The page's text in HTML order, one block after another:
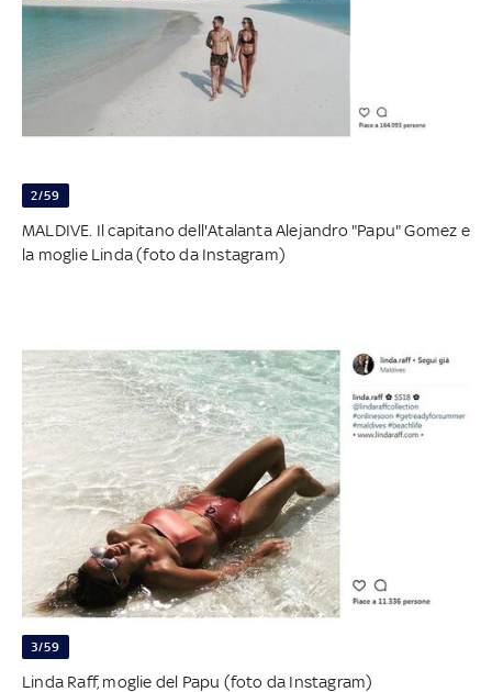
2/59
MALDIVE. Il capitano dell'Atalanta Alejandro "Papu" Gomez e
la moglie Linda (foto da Instagram)
3/59
Linda Raff, moglie del Papu (foto da Instagram)